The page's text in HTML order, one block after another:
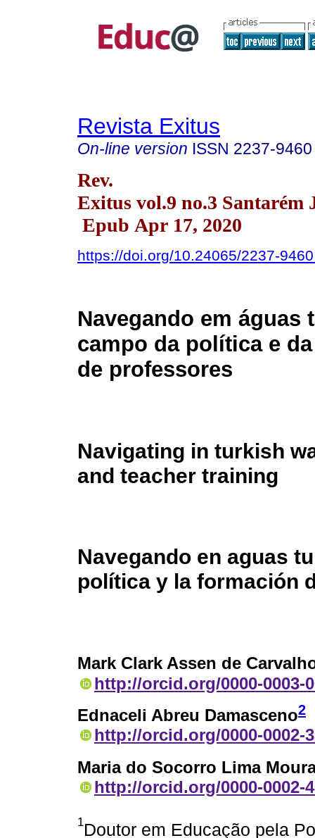
Revista Exitus
On-line version ISSN 2237-9460
Rev.
Exitus vol.9 no.3 Santarém
Epub Apr 17, 2020
https://doi.org/10.24065/2237-
Navegando em águas
campo da política e
de professores
Navigating in turkish
and teacher training
Navegando en aguas
política y la formación
Mark Clark Assen de
http://orcid.org/0000-0003-
Ednaceli Abreu Damasceno2
http://orcid.org/0000-0002-
Maria do Socorro Lima
http://orcid.org/0000-0002-
1Doutor em Educação pela